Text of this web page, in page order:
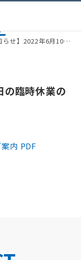
2022年6月10日の臨時休業のご案内
の臨時休業の
内 PDF